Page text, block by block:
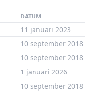
DATUM
11 januari 2023
10 september 2018
10 september 2018
1 januari 2026
10 september 2018